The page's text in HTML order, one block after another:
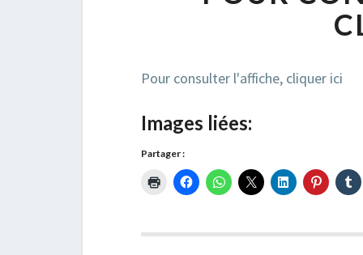
Pour consulter l'affiche, cliquer ici
Images liées:
Partager :